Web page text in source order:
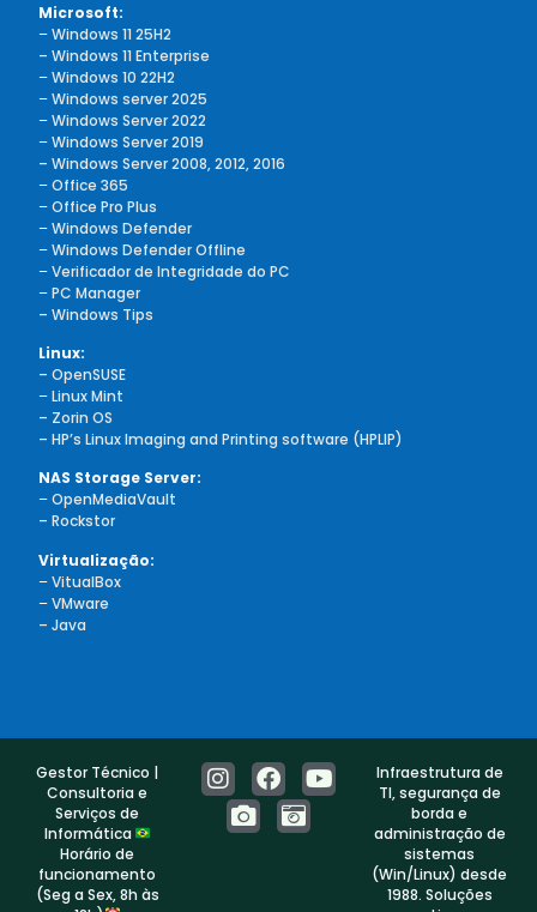
Microsoft:
–Windows 11 25H2
– Windows 11 Enterprise
–Windows 10 22H2
–Windows server 2025
–Windows Server 2022
–Windows Server 2019
– Windows Server 2008, 2012, 2016
–Office 365
–Office Pro Plus
–Windows Defender
–Windows Defender Offline
–Verificador de Integridade do PC
–PC Manager
– Windows Tips
Linux:
– OpenSUSE
–Linux Mint
– Zorin OS
– HP’s Linux Imaging and Printing software (HPLIP)
NAS Storage Server:
–OpenMediaVault
– Rockstor
Virtualização:
–VitualBox
–VMware
– Java
Gestor Técnico |
Consultoria e
Serviços de
Informática
Horário de
funcionamento
(Seg a Sex, 8h às
Infraestrutura de
TI, segurança de
borda e
administração de
sistemas
(Win/Linux) desde
1988. Soluções